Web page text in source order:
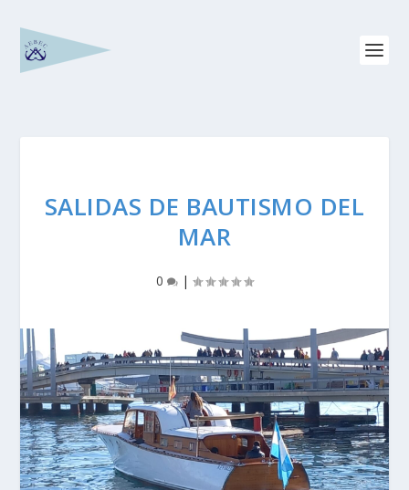
SALIDAS DE BAUTISMO DEL
MAR
0 |